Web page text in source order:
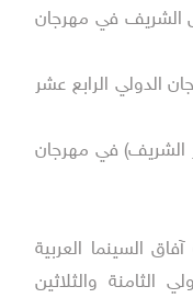
الشريف في مهرجان
الرابع عشر
في مهرجان
السينما العربية
والثلاثين